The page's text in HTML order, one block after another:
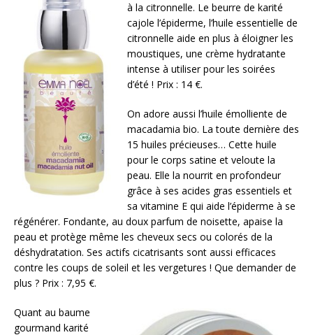
à la citronnelle. Le beurre de karité
cajole l’épiderme, l’huile essentielle de
citronnelle aide en plus à éloigner les
moustiques, une crème hydratante
intense à utiliser pour les soirées
d’été ! Prix : 14 €.
On adore aussi l’huile émolliente de
macadamia bio. La toute dernière des
15 huiles précieuses… Cette huile
pour le corps satine et veloute la
peau. Elle la nourrit en profondeur
grâce à ses acides gras essentiels et
sa vitamine E qui aide l’épiderme à se
régénérer. Fondante, au doux parfum de noisette, apaise la
peau et protège même les cheveux secs ou colorés de la
déshydratation. Ses actifs cicatrisants sont aussi efficaces
contre les coups de soleil et les vergetures ! Que demander de
plus ? Prix : 7,95 €.
Quant au baume
gourmand karité